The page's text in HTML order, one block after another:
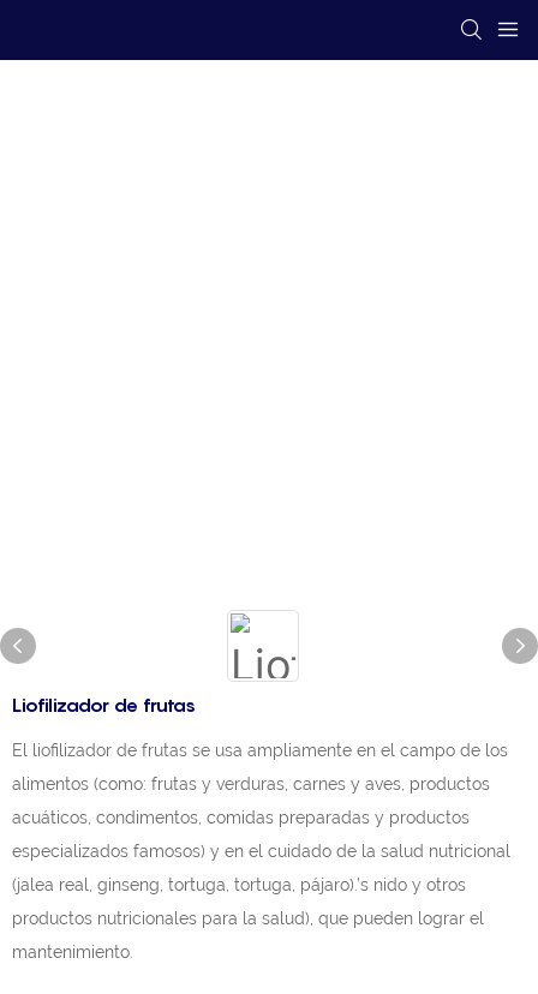
Liofilizador de frutas
El liofilizador de frutas se usa ampliamente en el campo de los
alimentos (como: frutas y verduras, carnes y aves, productos
acuáticos, condimentos, comidas preparadas y productos
especializados famosos) y en el cuidado de la salud nutricional
(jalea real, ginseng, tortuga, tortuga, pájaro).’s nido y otros
productos nutricionales para la salud), que pueden lograr el
mantenimiento.